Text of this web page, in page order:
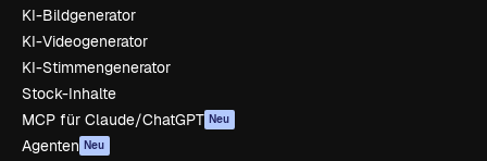
KI-Bildgenerator
KI-Videogenerator
KI-Stimmengenerator
Stock-Inhalte
MCP für Claude/ChatGPT Neu
Agenten Neu